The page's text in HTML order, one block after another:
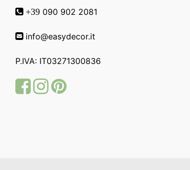
+39 090 902 2081
info@easydecor.it
P.IVA: IT03271300836
FacebookInstagram
Pinterest